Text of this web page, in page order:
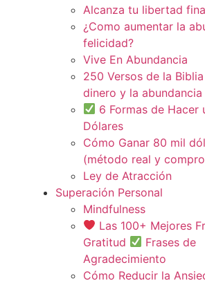
Alcanza tu libertad
¿Como aumentar la
felicidad?
Vive En Abundancia
250 Versos de la
dinero y la abundancia
6 Formas de Hacer
Dólares
Cómo Ganar 80 mil
(método real y
Ley de Atracción
Superación Personal
Mindfulness
Las 100+ Mejores
Gratitud
Frases de
Agradecimiento
Cómo Reducir la